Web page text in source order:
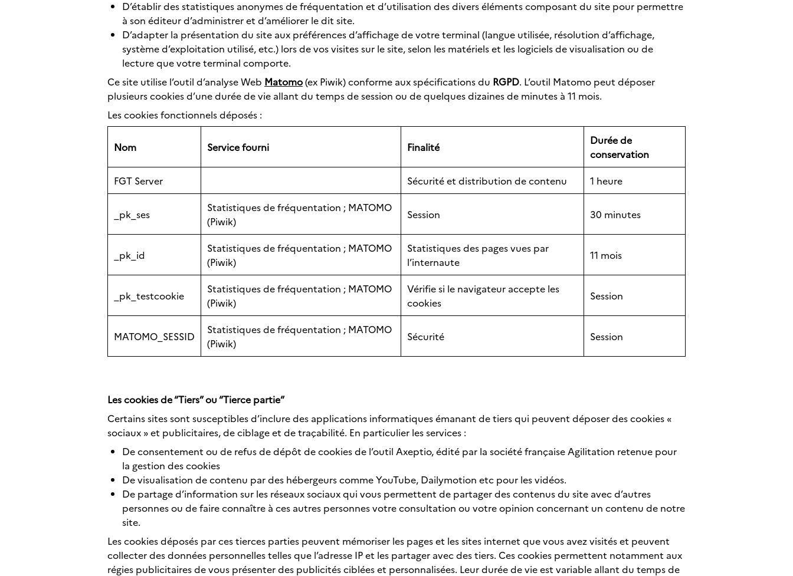
D’établir des statistiques anonymes de fréquentation et d’utilisation des divers éléments composant du site pour permettre
à son éditeur d’administrer et d’améliorer le dit site.
D’adapter la présentation du site aux préférences d’affichage de votre terminal (langue utilisée, résolution d’affichage,
système d’exploitation utilisé, etc.) lors de vos visites sur le site, selon les matériels et les logiciels de visualisation ou de
lecture que votre terminal comporte.
Ce site utilise l’outil d’analyse Web Matomo(ex Piwik) conforme aux spécifications du RGPD. L’outil Matomo peut déposer
plusieurs cookies d’une durée de vie allant du temps de session ou de quelques dizaines de minutes à 11 mois.
Les cookies fonctionnels déposés :
Nom Service fourni Finalité
Durée de
conservation
FGT Server Sécurité et distribution de contenu 1 heure
_pk_ses
Statistiques de fréquentation ; MATOMO
(Piwik)
Session 30 minutes
_pk_id
Statistiques de fréquentation ; MATOMO
(Piwik)
Statistiques des pages vues par
l’internaute
11 mois
_pk_testcookie
Statistiques de fréquentation ; MATOMO
(Piwik)
Vérifie si le navigateur accepte les
cookies
Session
MATOMO_SESSID
Statistiques de fréquentation ; MATOMO
(Piwik)
Sécurité Session
Les cookies de “Tiers” ou “Tierce partie”
Certains sites sont susceptibles d’inclure des applications informatiques émanant de tiers qui peuvent déposer des cookies «
sociaux » et publicitaires, de ciblage et de traçabilité. En particulier les services :
De consentement ou de refus de dépôt de cookies de l’outil Axeptio, édité par la société française Agilitation retenue pour
la gestion des cookies
De visualisation de contenu par des hébergeurs comme YouTube, Dailymotion etc pour les vidéos.
De partage d’information sur les réseaux sociaux qui vous permettent de partager des contenus du site avec d’autres
personnes ou de faire connaître à ces autres personnes votre consultation ou votre opinion concernant un contenu de notre
site.
Les cookies déposés par ces tierces parties peuvent mémoriser les pages et les sites internet que vous avez visités et peuvent
collecter des données personnelles telles que l’adresse IP et les partager avec des tiers. Ces cookies permettent notamment aux
régies publicitaires de vous présenter des publicités ciblées et personnalisées. Leur durée de vie est variable allant du temps de